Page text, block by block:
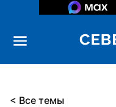
< Все темы